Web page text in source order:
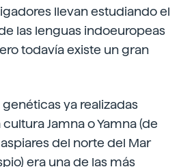
llevan estudiando el
las lenguas indoeuropeas
todavía existe un gran
ya realizadas
Jamna o Yamna (de
del norte del Mar
era una de las más